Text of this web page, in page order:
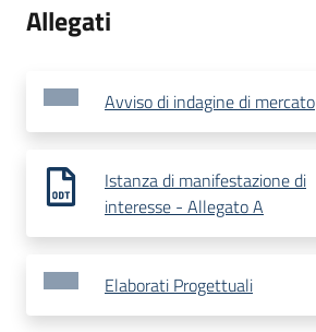
Allegati
Avviso di indagine di mercato
Istanza di manifestazione di
interesse - Allegato A
Elaborati Progettuali